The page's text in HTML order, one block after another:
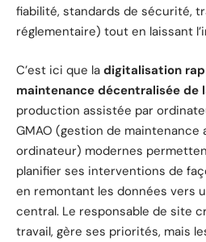
fiabilité, standards de sécurité,
réglementaire) tout en laissant
C’est ici que la digitalisation
maintenance décentralisée de
production assistée par
GMAO (gestion de maintenance
ordinateur) modernes
planifier ses interventions de
en remontant les données vers
central. Le responsable de site
travail, gère ses priorités, mais